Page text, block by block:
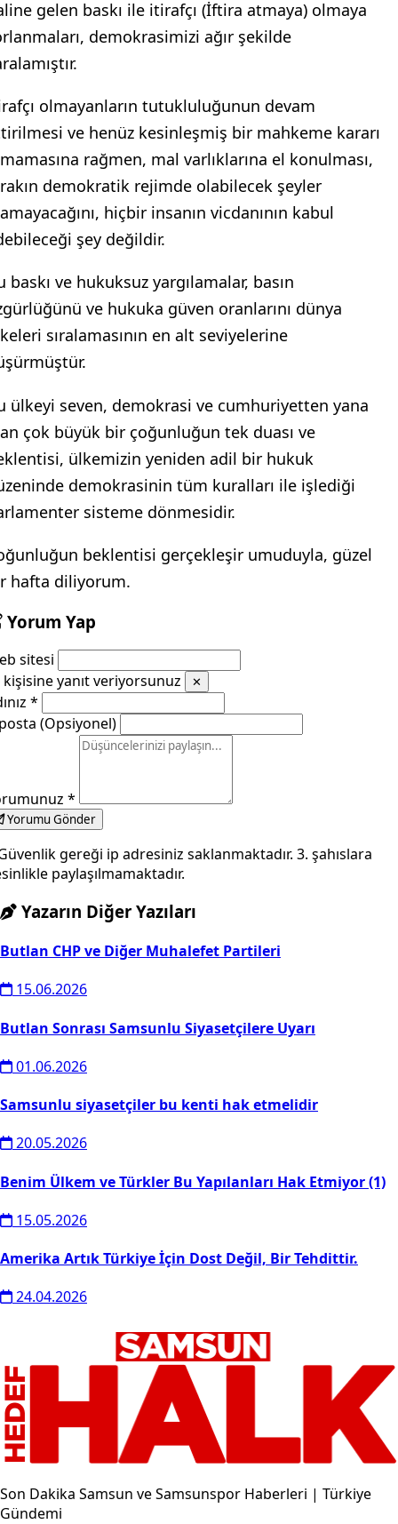
gelen baskı ile itirafçı (İftira atmaya) olmaya
demokrasimizi ağır şekilde
olmayanların tutukluluğunun devam
ve henüz kesinleşmiş bir mahkeme kararı
rağmen, mal varlıklarına el konulması,
demokratik rejimde olabilecek şeyler
hiçbir insanın vicdanının kabul
şey değildir.
baskı ve hukuksuz yargılamalar, basın
ve hukuka güven oranlarını dünya
sıralamasının en alt seviyelerine
ülkeyi seven, demokrasi ve cumhuriyetten yana
çok büyük bir çoğunluğun tek duası ve
ülkemizin yeniden adil bir hukuk
demokrasinin tüm kuralları ile işlediği
sisteme dönmesidir.
beklentisi gerçekleşir umuduyla, güzel
hafta diliyorum.
Yorum Yap
sitesi
kişisine yanıt veriyorsunuz
✕
*
(Opsiyonel)
*
Yorumu Gönder
gereği ip adresiniz saklanmaktadır. 3. şahıslara
paylaşılmamaktadır.
Yazarın Diğer Yazıları
Butlan CHP ve Diğer Muhalefet Partileri
15.06.2026
Butlan Sonrası Samsunlu Siyasetçilere Uyarı
01.06.2026
Samsunlu siyasetçiler bu kenti hak etmelidir
20.05.2026
Benim Ülkem ve Türkler Bu Yapılanları Hak Etmiyor (1)
15.05.2026
Amerika Artık Türkiye İçin Dost Değil, Bir Tehdittir.
24.04.2026
Son Dakika Samsun ve Samsunspor Haberleri | Türkiye
Gündemi